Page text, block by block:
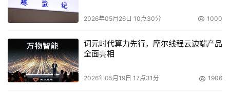
2026年05月26日 10点30分 1000
词元时代算力先行，摩尔线程云边端产品
全面亮相
2026年05月19日 17点31分 1906